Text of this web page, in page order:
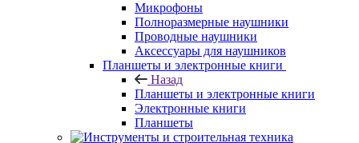
Микрофоны
Полноразмерные наушники
Проводные наушники
Аксессуары для наушников
Планшеты и электронные книги
Назад
Планшеты и электронные книги
Электронные книги
Планшеты